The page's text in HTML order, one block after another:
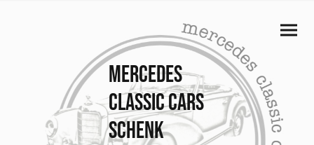
Mercedes
Classic Cars
schenk